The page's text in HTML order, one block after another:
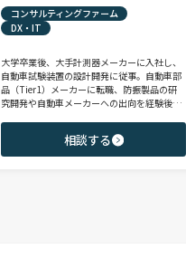
コンサルティングファーム
DX・IT
大学卒業後、大手計測器メーカーに入社し、
自動車試験装置の設計開発に従事。自動車部
品（Tier1）メーカーに転職、防振製品の研
究開発や自動車メーカーへの出向を経験後、
ど幅広いご支援実績。 【受賞歴】 ・日経転職
版 Performance Award Executive部門 MVP ・
相談する